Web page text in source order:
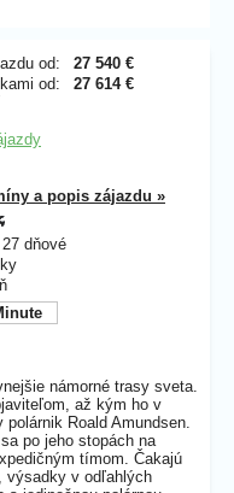
od:
27 540 €
od:
27 614 €
a popis zájazdu »
dňové
námorné trasy sveta.
až kým ho v
Roald Amundsen.
po jeho stopách na
tímom. Čakajú
výsadky v odľahlých